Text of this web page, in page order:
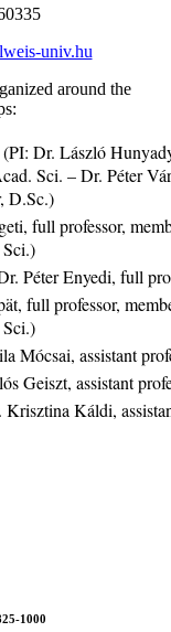
univ.hu
around the
(PI: Dr. László
Sci. – Dr. Péter
D.Sc.)
full professor,
Péter Enyedi, full
full professor,
Mócsai, assistant
Geiszt, assistant
Káldi,
1000